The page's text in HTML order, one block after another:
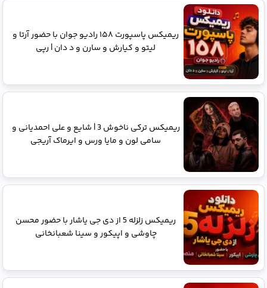
ریمیکس پاسپورت ۱۵۸ رادیو جوان با حضور آرتا و
لیتو و کیارش و سارن و د دان | رپی
ریمیکس ترکی ناخوش 3 | شایع و علی احمدیانی و
سامی لون و مایا ورس و ایرماک آریجی
ریمیکس زلزله 5 از دی جی یاشار با حضور محسن
چاوشی و اپیکور و سینا شعبانخانی